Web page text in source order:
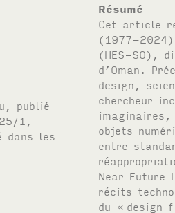
publié
1,
dans les
Résumé
Cet article
(1977-
(HES-SO),
d’Oman.
design,
chercheur
objets
entre
Near Future
récits
du « design